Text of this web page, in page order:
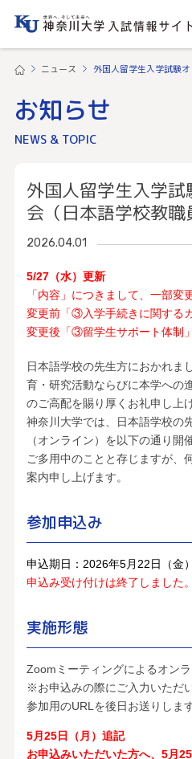
ニュース 外国人留学生入学試験
お知らせ
NEWS & TOPIC
外国人留学生入学
会（日本語学校教職
2026.04.01
5/27（水）更新
「内容」につきまして、一部変
変更前「③入学手続きに関する
変更後「③留学生サポート体制」
日本語学校の先生方におかれま
育・研究活動ならびに本学への
のご高配を賜り厚くお礼申し上
神奈川大学では、日本語学校の
（オンライン）を以下の通り開
ご多用中のことと存じますが、
案内申し上げます。
参加申込み
申込期日：2026年5月22日（金
申込み受け付けは終了しました。
実施形態
Zoomミーティングによるオン
※お申込みの際にご入力いただ
参加用のURLを後日お送りします
5月25日（月）追記
お申込みいただいた方へ、5月